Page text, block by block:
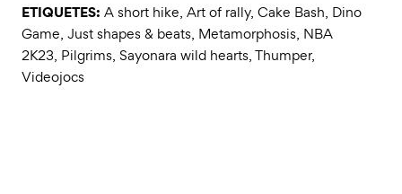
ETIQUETES: A short hike, Art of rally, Cake Bash, Dino
Game, Just shapes & beats, Metamorphosis, NBA
2K23, Pilgrims, Sayonara wild hearts,Thumper,
Videojocs